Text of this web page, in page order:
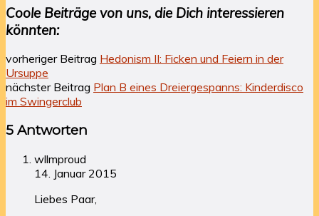
Coole Beiträge von uns, die Dich interessieren
könnten:
vorheriger Beitrag Hedonism II: Ficken und Feiern in der
Ursuppe
nächster Beitrag Plan B eines Dreiergespanns: Kinderdisco
im Swingerclub
5 Antworten
wllmproud
14. Januar 2015
Liebes Paar,